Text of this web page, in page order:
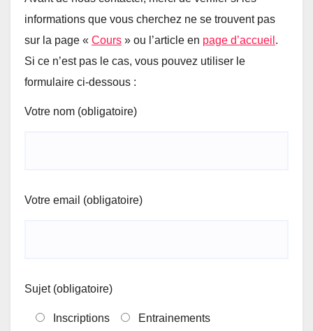
informations que vous cherchez ne se trouvent pas
sur la page « Cours » ou l’article en page d’accueil .
Si ce n’est pas le cas, vous pouvez utiliser le
formulaire ci-dessous :
Votre nom (obligatoire)
Votre email (obligatoire)
Sujet (obligatoire)
Inscriptions
Entrainements